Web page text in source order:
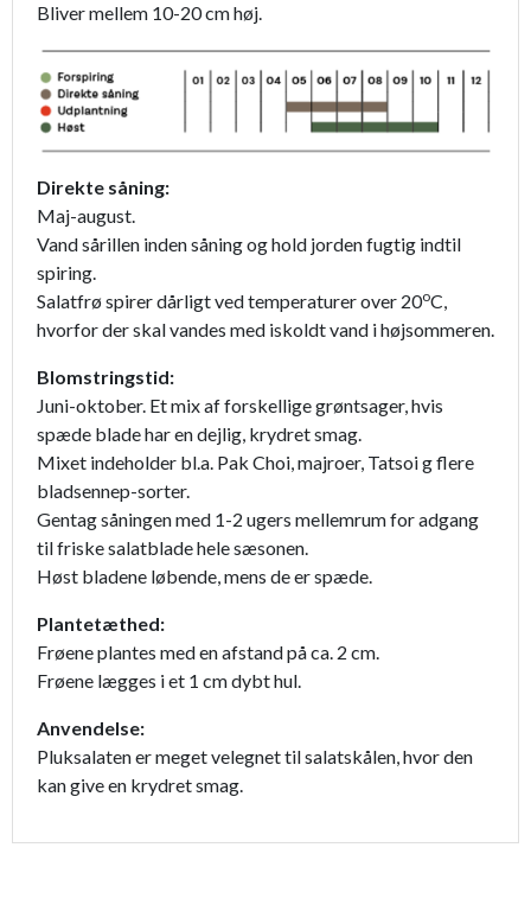
Bliver mellem 10-20 cm høj.
Direkte såning:
Maj-august.
Vand sårillen inden såning og hold jorden fugtig indtil
spiring.
Salatfrø spirer dårligt ved temperaturer over 20oC,
hvorfor der skal vandes med iskoldt vand i højsommeren.
Blomstringstid:
Juni-oktober. Et mix af forskellige grøntsager, hvis
spæde blade har en dejlig, krydret smag.
Mixet indeholder bl.a. Pak Choi, majroer, Tatsoi g flere
bladsennep-sorter.
Gentag såningen med 1-2 ugers mellemrum for adgang
til friske salatblade hele sæsonen.
Høst bladene løbende, mens de er spæde.
Plantetæthed:
Frøene plantes med en afstand på ca. 2 cm.
Frøene lægges i et 1 cm dybt hul.
Anvendelse:
Pluksalaten er meget velegnet til salatskålen, hvor den
kan give en krydret smag.